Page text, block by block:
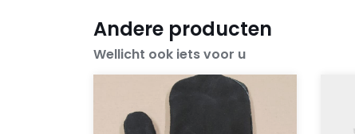
Andere producten
Wellicht ook iets voor u